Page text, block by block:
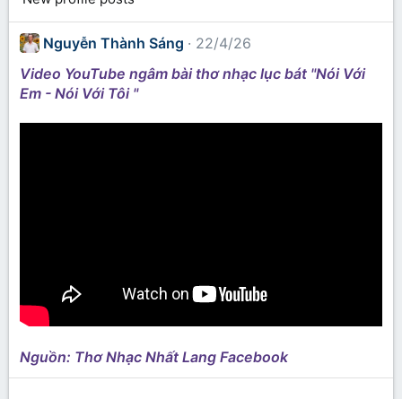
Nguyễn Thành Sáng
22/4/26
Video YouTube ngâm bài thơ nhạc lục bát "Nói Với
Em - Nói Với Tôi "
Nguồn: Thơ Nhạc Nhất Lang Facebook